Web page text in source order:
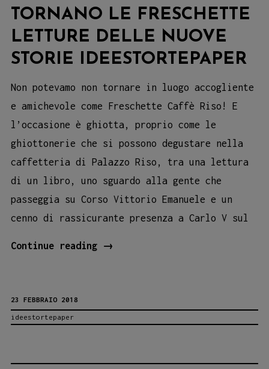
TORNANO LE FRESCHETTE
LETTURE DELLE NUOVE
STORIE IDEESTORTEPAPER
Non potevamo non tornare in luogo accogliente
e amichevole come Freschette Caffè Riso! E
l’occasione è ghiotta, proprio come le
ghiottonerie che si possono degustare nella
caffetteria di Palazzo Riso, tra una lettura
di un libro, uno sguardo alla gente che
passeggia su Corso Vittorio Emanuele e un
cenno di rassicurante presenza a Carlo V sul
Continue reading
Tornano
→
23 FEBBRAIO 2018
ideestortepaper